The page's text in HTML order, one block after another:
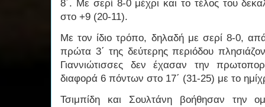
8΄. Με σερί 8-0 μέχρι και το τέλος του
στο +9 (20-11).
Με τον ίδιο τρόπο, δηλαδή με σερί 8-0,
πρώτα 3΄ της δεύτερης περιόδου
Γιαννιώτισσες δεν έχασαν την
διαφορά 6 πόντων στο 17΄ (31-25) με το
Τσιμπίδη και Σουλτάνη βοήθησαν την